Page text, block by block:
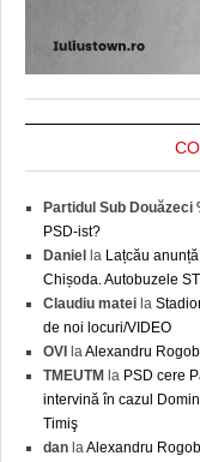
Partidul Sub Douăzeci
PSD-ist?
Daniel la Lațcău
Chișoda. Autobuzele
Claudiu matei la
de noi locuri/VIDEO
OVI laAlexandru
TMEUTM la PSD cere
intervină în cazul
Timiş
dan laAlexandru